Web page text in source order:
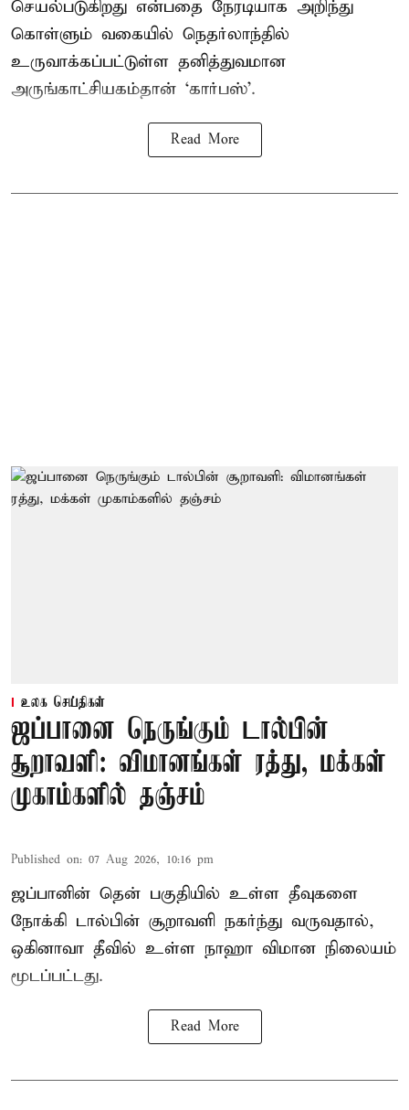
செயல்படுகிறது என்பதை நேரடியாக அறிந்து
கொள்ளும் வகையில் நெதர்லாந்தில்
உருவாக்கப்பட்டுள்ள தனித்துவமான
அருங்காட்சியகம்தான் ‘கார்பஸ்’.
Read More
உலக செய்திகள்
ஜப்பானை நெருங்கும் டால்பின்
சூறாவளி: விமானங்கள் ரத்து, மக்கள்
முகாம்களில் தஞ்சம்
Published on: 07 Aug 2026, 10:16 pm
ஜப்பானின் தென் பகுதியில் உள்ள தீவுகளை
நோக்கி டால்பின் சூறாவளி நகர்ந்து வருவதால்,
ஒகினாவா தீவில் உள்ள நாஹா விமான நிலையம்
மூடப்பட்டது.
Read More